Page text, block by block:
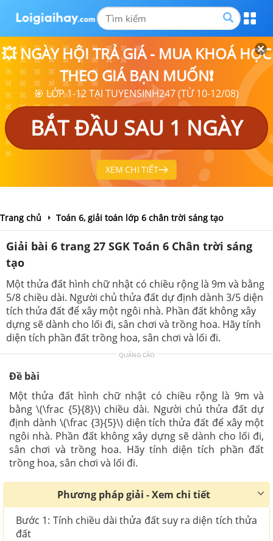
💥 NGÀY HỘI TRẢ GIÁ - MUA KHOÁ HỌC
THEO GIÁ BẠN MUỐN❗
🎯 LỚP 1-12 TẠI TUYENSINH247 (TỪ 10-12/08)
BẮT ĐẦU SAU 1 NGÀY
XEM CHI TIẾT
Trang chủ Toán 6, giải toán lớp 6 chân trời sáng tạo
Giải bài 6 trang 27 SGK Toán 6 Chân trời sáng
tạo
Một thửa đất hình chữ nhật có chiều rộng là 9m và bằng
5/8 chiều dài. Người chủ thửa đất dự định dành 3/5 diện
tích thửa đất để xây một ngôi nhà. Phần đất không xây
dựng sẽ dành cho lối đi, sân chơi và trồng hoa. Hãy tính
diện tích phần đất trồng hoa, sân chơi và lối đi.
QUẢNG CÁO
Đề bài
Một thửa đất hình chữ nhật có chiều rộng là 9m và
bằng \(\frac {5}{8}\) chiều dài. Người chủ thửa đất dự
định dành \(\frac {3}{5}\) diện tích thửa đất để xây một
ngôi nhà. Phần đất không xây dựng sẽ dành cho lối đi,
sân chơi và trồng hoa. Hãy tính diện tích phần đất
trồng hoa, sân chơi và lối đi.
Phương pháp giải - Xem chi tiết
Bước 1: Tính chiều dài thửa đất suy ra diện tích thửa
đất